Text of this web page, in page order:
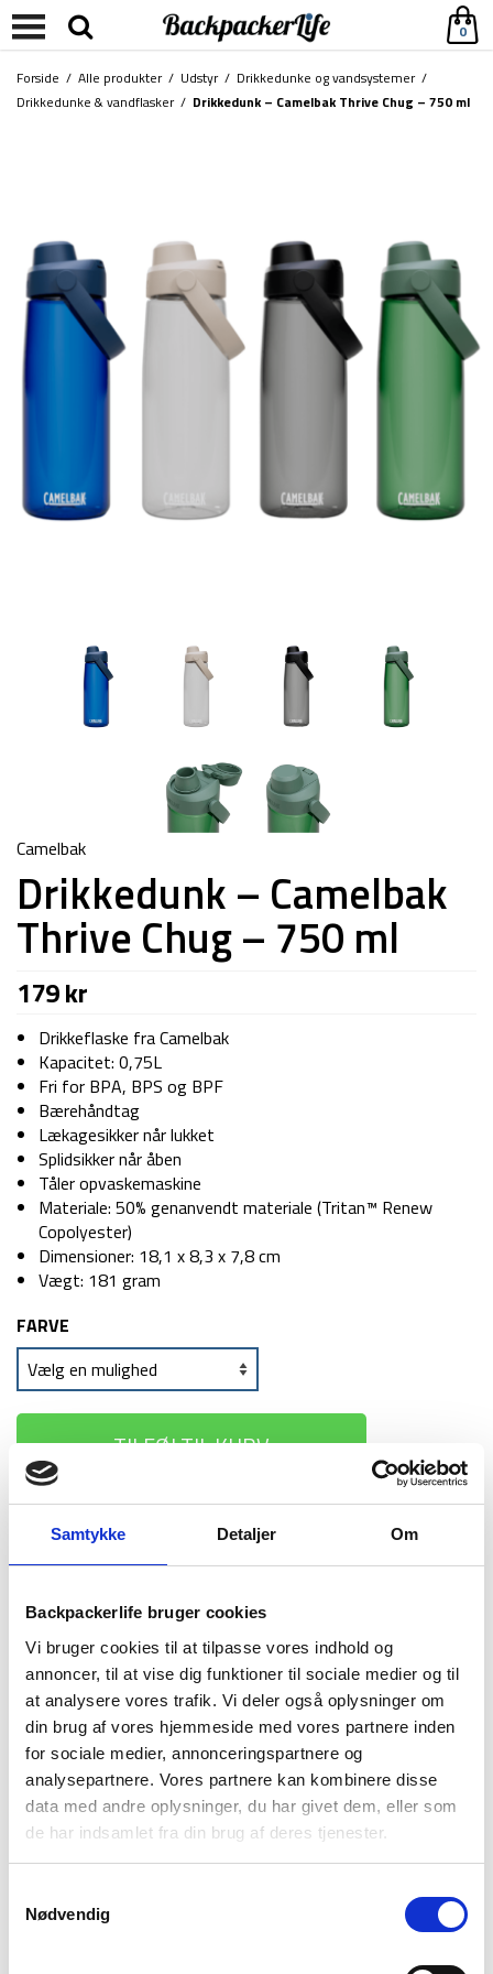
Samtykke Detaljer Om
Backpackerlife bruger cookies
Vi bruger cookies til at tilpasse vores indhold og
annoncer, til at vise dig funktioner til sociale medier og til
at analysere vores trafik. Vi deler også oplysninger om
din brug af vores hjemmeside med vores partnere inden
for sociale medier, annonceringspartnere og
analysepartnere. Vores partnere kan kombinere disse
data med andre oplysninger, du har givet dem, eller som
de har indsamlet fra din brug af deres tjenester.
Nødvendig
0
Forside / Alle produkter/ Udstyr/ Drikkedunke og vandsystemer/
Drikkedunke & vandflasker/ Drikkedunk – Camelbak Thrive Chug – 750 ml
Camelbak
Drikkedunk – Camelbak
Thrive Chug – 750 ml
179kr
Drikkeflaske fra Camelbak
Kapacitet: 0,75L
Fri for BPA, BPS og BPF
Bærehåndtag
Lækagesikker når lukket
Splidsikker når åben
Tåler opvaskemaskine
Materiale: 50% genanvendt materiale (Tritan™ Renew
Copolyester)
Dimensioner: 18,1 x 8,3 x 7,8 cm
Vægt: 181 gram
FARVE
TILFØJ TIL KURV
1-2 dages
Fri fragt over
100 dages
BESKRIVELSE
YDERLIGERE INFORMATION
BRAND
FAQ
Denne Camelbak Thrive Chug drikkeflaske er perfekt til dig,
som gerne vil have vand med på turen eller i hverdagen. Du får
fedt design samt smarte funktioner. Drikkeflasken er robust,
drikkeflasken nem at tage med uanset, hvor du skal hen.